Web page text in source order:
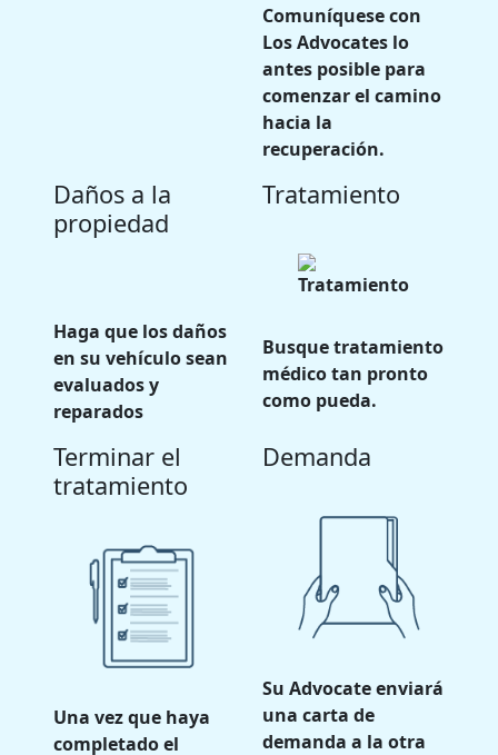
Comuníquese con
Los Advocates lo
antes posible para
comenzar el camino
hacia la
recuperación.
Daños a la
propiedad
Haga que los daños
en su vehículo sean
evaluados y
reparados
Tratamiento
Busque tratamiento
médico tan pronto
como pueda.
Terminar el
tratamiento
Una vez que haya
completado el
Demanda
Su Advocate enviará
una carta de
demanda a la otra